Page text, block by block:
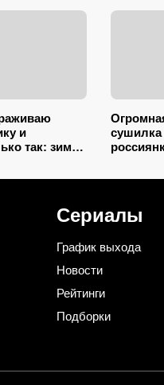
и
так: зимой
Сериалы
График выхода
Новости
Рейтинги
Подборки